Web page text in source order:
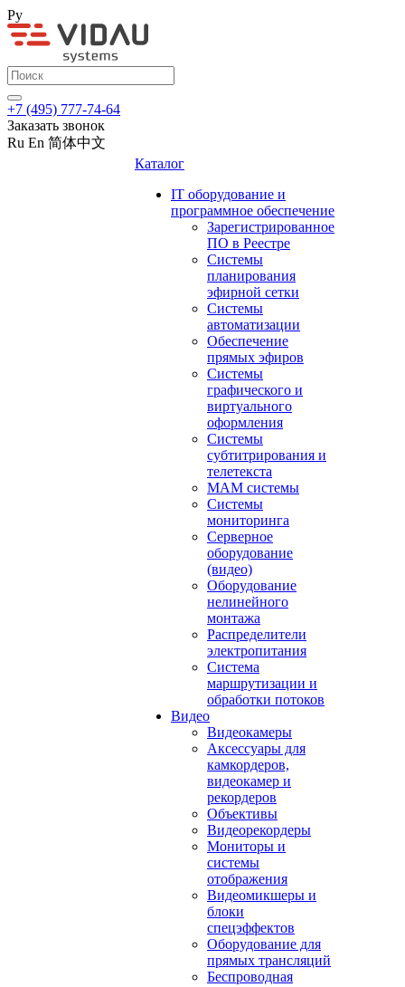
Ру
+7 (495) 777-74-64
Заказать звонок
Ru En 简体中文
Каталог
IT оборудование и
программное обеспечение
Зарегистрированное
ПО в Реестре
Системы
планирования
эфирной сетки
Системы
автоматизации
Обеспечение
прямых эфиров
Системы
графического и
виртуального
оформления
Системы
субтитрирования и
телетекста
MAM системы
Системы
мониторинга
Серверное
оборудование
(видео)
Оборудование
нелинейного
монтажа
Распределители
электропитания
Система
маршрутизации и
обработки потоков
Видео
Видеокамеры
Аксессуары для
камкордеров,
видеокамер и
рекордеров
Объективы
Видеорекордеры
Мониторы и
системы
отображения
Видеомикшеры и
блоки
спецэффектов
Оборудование для
прямых трансляций
Беспроводная